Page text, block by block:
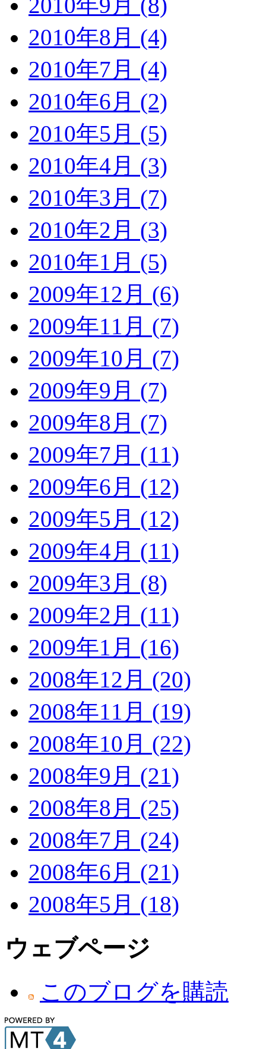
2010年8月 (4)
2010年7月 (4)
2010年6月 (2)
2010年5月 (5)
2010年4月 (3)
2010年3月 (7)
2010年2月 (3)
2010年1月 (5)
2009年12月 (6)
2009年11月 (7)
2009年10月 (7)
2009年9月 (7)
2009年8月 (7)
2009年7月 (11)
2009年6月 (12)
2009年5月 (12)
2009年4月 (11)
2009年3月 (8)
2009年2月 (11)
2009年1月 (16)
2008年12月 (20)
2008年11月 (19)
2008年10月 (22)
2008年9月 (21)
2008年8月 (25)
2008年7月 (24)
2008年6月 (21)
2008年5月 (18)
ウェブページ
このブログを購読